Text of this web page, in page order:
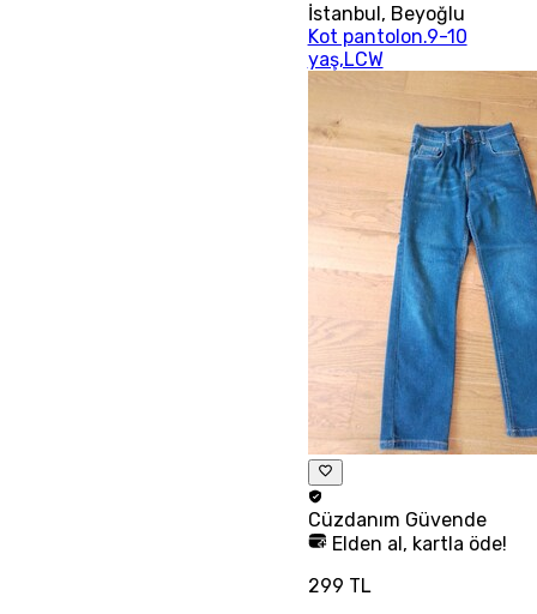
İstanbul, Beyoğlu
Kot pantolon.9-10
yaş,LCW
Cüzdanım Güvende
Elden al, kartla öde!
299 TL